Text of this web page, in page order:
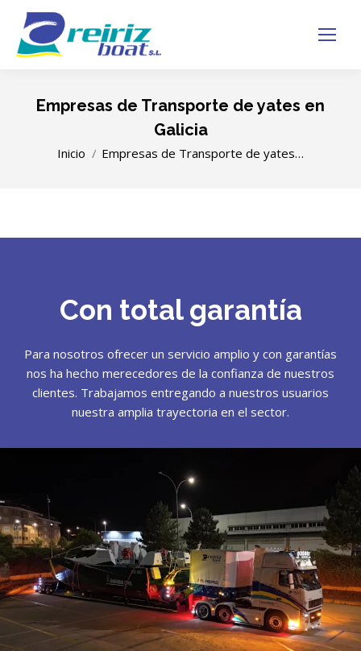
Empresas de Transporte de yates en
Galicia
Estás aquí:
Inicio Empresas de Transporte de yates…
Con total garantía
Para nosotros ofrecer un servicio amplio y con garantías
nos ha hecho merecedores de la confianza de nuestros
clientes. Trabajamos entregando a nuestros usuarios
nuestra amplia trayectoria en el sector.